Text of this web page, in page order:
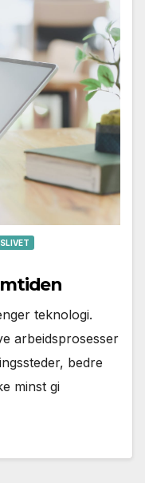
teknologi.
arbeidsprosesser
bedre
minst gi